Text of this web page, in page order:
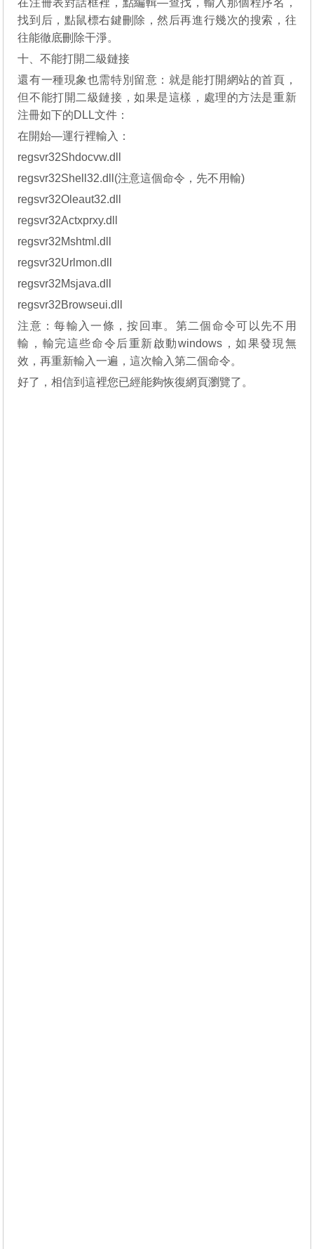
在注冊表對話框裡，點編輯—查找，輸入那個程序名，
找到后，點鼠標右鍵刪除，然后再進行幾次的搜索，往
往能徹底刪除干淨。
十、不能打開二級鏈接
還有一種現象也需特別留意：就是能打開網站的首頁，
但不能打開二級鏈接，如果是這樣，處理的方法是重新
注冊如下的DLL文件：
在開始—運行裡輸入：
regsvr32Shdocvw.dll
regsvr32Shell32.dll(注意這個命令，先不用輸)
regsvr32Oleaut32.dll
regsvr32Actxprxy.dll
regsvr32Mshtml.dll
regsvr32Urlmon.dll
regsvr32Msjava.dll
regsvr32Browseui.dll
注意：每輸入一條，按回車。第二個命令可以先不用
輸，輸完這些命令后重新啟動windows，如果發現無
效，再重新輸入一遍，這次輸入第二個命令。
好了，相信到這裡您已經能夠恢復網頁瀏覽了。